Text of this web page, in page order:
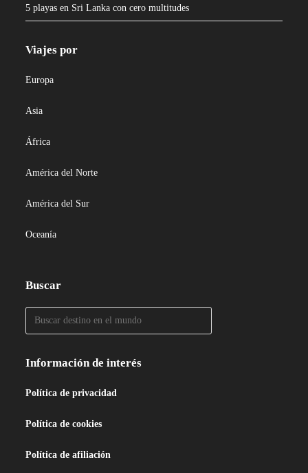
5 playas en Sri Lanka con cero multitudes
Viajes por
Europa
Asia
África
América del Norte
América del Sur
Oceanía
Buscar
Información de interés
Política de privacidad
Política de cookies
Política de afiliación